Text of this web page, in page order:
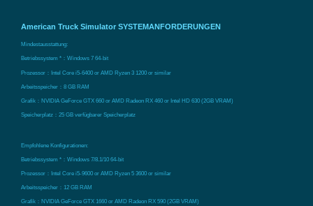
American Truck Simulator SYSTEMANFORDERUNGEN
Mindestausstattung:
Betriebssystem *：Windows 7 64-bit
Prozessor：Intel Core i5-6400 or AMD Ryzen 3 1200 or similar
Arbeitsspeicher：8 GB RAM
Grafik：NVIDIA GeForce GTX 660 or AMD Radeon RX 460 or Intel HD 630 (2GB VRAM)
Speicherplatz：25 GB verfügbarer Speicherplatz
Empfohlene Konfigurationen:
Betriebssystem *：Windows 7/8.1/10 64-bit
Prozessor：Intel Core i5-9600 or AMD Ryzen 5 3600 or similar
Arbeitsspeicher：12 GB RAM
Grafik：NVIDIA GeForce GTX 1660 or AMD Radeon RX 590 (2GB VRAM)